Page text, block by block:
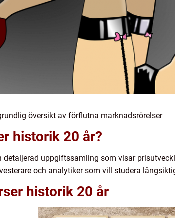
översikt av förflutna marknadsrörelser
historik 20 år?
detaljerad uppgiftssamling som visar
och analytiker som vill studera
historik 20 år